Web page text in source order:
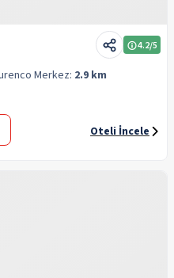
4.2/5
Merkez: 2.9 km
Oteli İncele